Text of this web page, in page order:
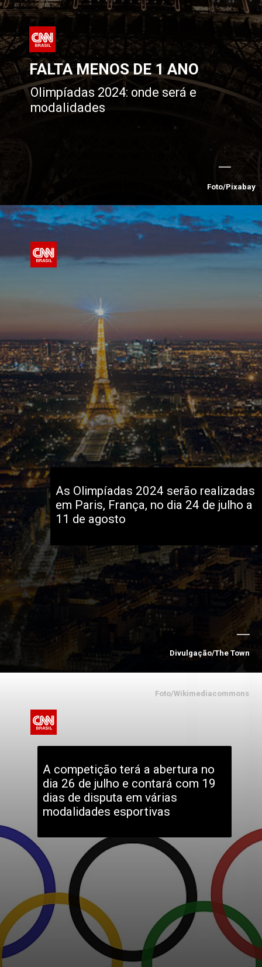
FALTA MENOS DE 1 ANO
Olimpíadas 2024: onde será e
modalidades
Foto/Pixabay
As Olimpíadas 2024 serão realizadas
em Paris, França, no dia 24 de julho a
11 de agosto
Divulgação/The Town
A competição terá a abertura no
dia 26 de julho e contará com 19
dias de disputa em várias
modalidades esportivas
Foto/Wikimediacommons